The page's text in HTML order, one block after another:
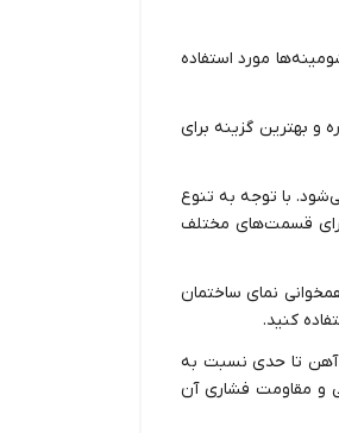
مورد استفاده
و بهترین گزینه برای
با توجه به تنوع
برای قسمت‌های مختلف
نمای ساختمان
کنید.
آهن تا حدی نسبت به
و مقاومت فشاری آن